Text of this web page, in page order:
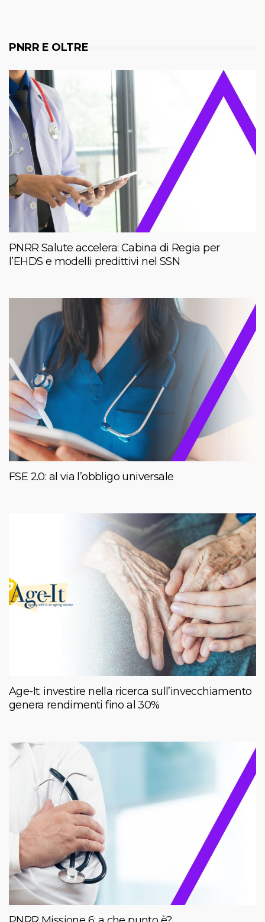
PNRR E OLTRE
PNRR Salute accelera: Cabina di Regia per
l’EHDS e modelli predittivi nel SSN
FSE 2.0: al via l’obbligo universale
Age-It: investire nella ricerca sull’invecchiamento
genera rendimenti fino al 30%